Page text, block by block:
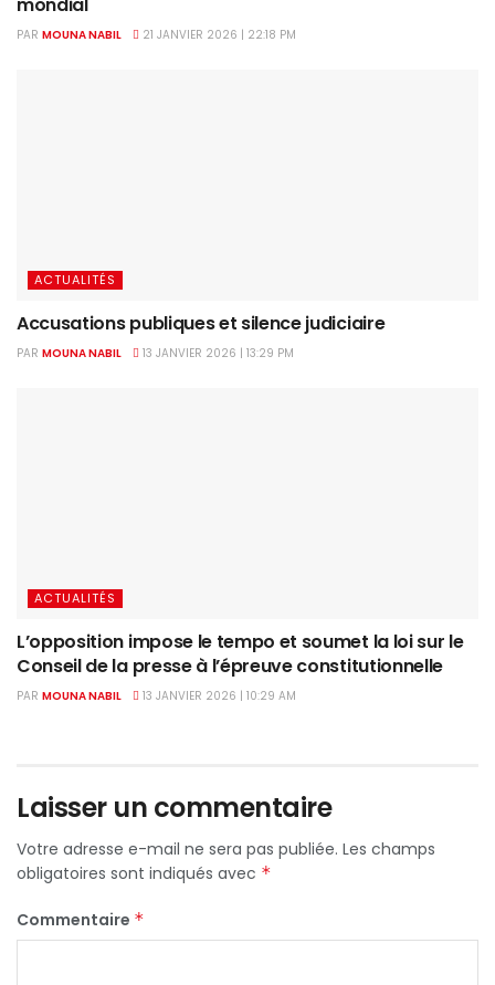
PAR MOUNA NABIL 21 JANVIER 2026 | 22:18 PM
ACTUALITÉS
Accusations publiques et silence judiciaire
PAR MOUNA NABIL 13 JANVIER 2026 | 13:29 PM
ACTUALITÉS
L’opposition impose le tempo et soumet la loi sur le
Conseil de la presse à l’épreuve constitutionnelle
PAR MOUNA NABIL 13 JANVIER 2026 | 10:29 AM
Laisser un commentaire
Votre adresse e-mail ne sera pas publiée. Les champs
obligatoires sont indiqués avec *
Commentaire *